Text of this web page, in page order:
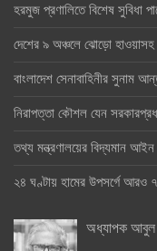
হরমুজ প্রণালিতে বিশেষ সুবিধা
দেশের ৯ অঞ্চলে ঝোড়ো
বাংলাদেশ সেনাবাহিনীর সুনাম
নিরাপত্তা কৌশল যেন
তথ্য মন্ত্রণালয়ের বিদ্যমান
২৪ ঘণ্টায় হামের উপসর্গে আরও
অধ্যাপক আবুল